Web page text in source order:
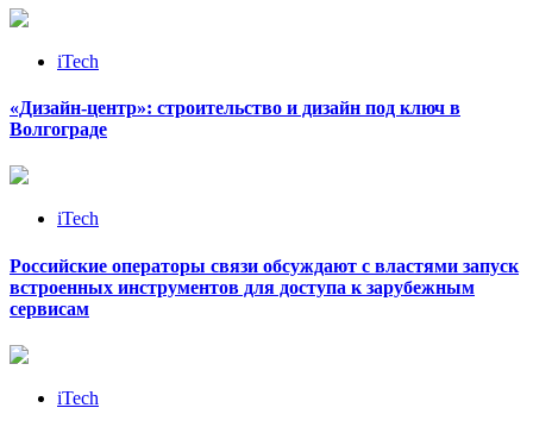
iTech
«Дизайн‑центр»: строительство и дизайн под ключ в
Волгограде
iTech
Российские операторы связи обсуждают с властями запуск
встроенных инструментов для доступа к зарубежным
сервисам
iTech